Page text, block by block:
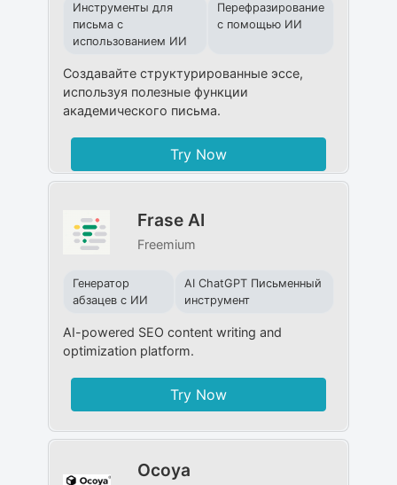
Инструменты для
письма с
использованием ИИ
Перефразирование
с помощью ИИ
Создавайте структурированные эссе,
используя полезные функции
академического письма.
Try Now
Frase AI
Freemium
Генератор
абзацев с ИИ
AI ChatGPT Письменный
инструмент
AI-powered SEO content writing and
optimization platform.
Try Now
Ocoya